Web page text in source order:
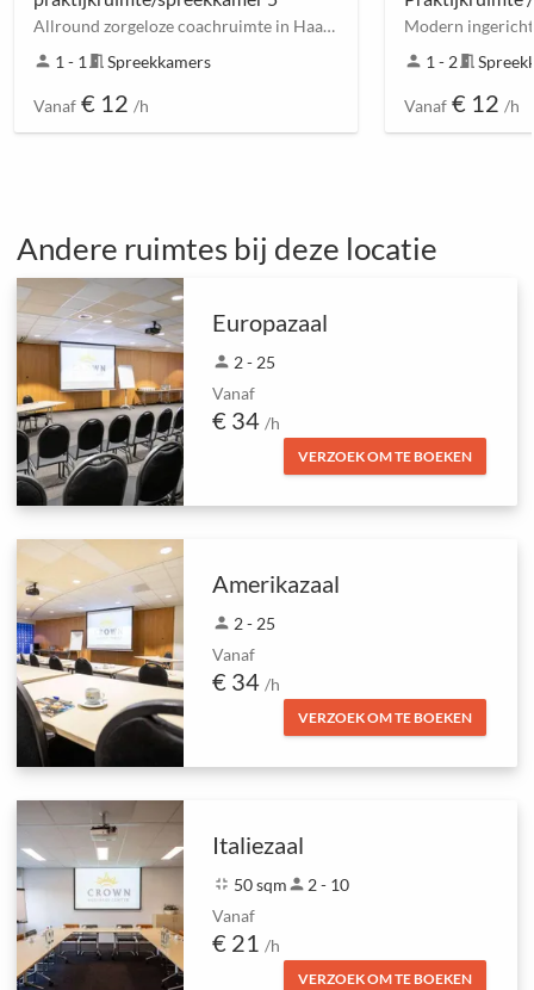
Allround zorgeloze coachruimte in Haarlembuurt
person 1 - 1 meeting_roomSpreekkamers
Vanaf € 12 /h
person 1 - 2meeting_room
Vanaf € 12 /h
Andere ruimtes bij deze locatie
Europazaal
person 2 - 25
Vanaf
€ 34 /h
VERZOEK OM TE BOEKEN
Amerikazaal
person 2 - 25
Vanaf
€ 34 /h
VERZOEK OM TE BOEKEN
Italiezaal
fullscreen_exit 50 sqmperson 2 - 10
Vanaf
€ 21 /h
VERZOEK OM TE BOEKEN